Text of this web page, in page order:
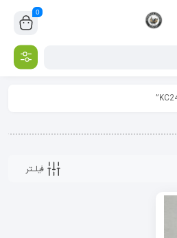
0
فیلـتر